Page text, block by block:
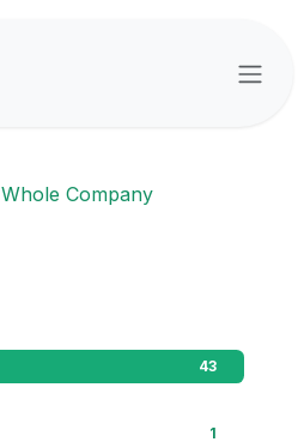
Whole Company
43
1